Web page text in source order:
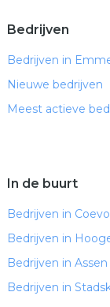
Bedrijven
Bedrijven in
Nieuwe bedrijven
Meest actieve
In de buurt
Bedrijven in
Bedrijven in
Bedrijven in Assen
Bedrijven in